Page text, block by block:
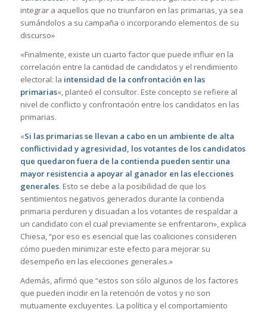
integrar a aquellos que no triunfaron en las primarias, ya sea
sumándolos a su campaña o incorporando elementos de su
discurso»
«Finalmente, existe un cuarto factor que puede influir en la
correlación entre la cantidad de candidatos y el rendimiento
electoral: la intensidad de la confrontación en las
primarias«, planteó el consultor. Este concepto se refiere al
nivel de conflicto y confrontación entre los candidatos en las
primarias.
«Si las primarias se llevan a cabo en un ambiente de alta
conflictividad y agresividad, los votantes de los candidatos
que quedaron fuera de la contienda pueden sentir una
mayor resistencia a apoyar al ganador en las elecciones
generales. Esto se debe a la posibilidad de que los
sentimientos negativos generados durante la contienda
primaria perduren y disuadan a los votantes de respaldar a
un candidato con el cual previamente se enfrentaron», explica
Chiesa, “por eso es esencial que las coaliciones consideren
cómo pueden minimizar este efecto para mejorar su
desempeño en las elecciones generales.»
Además, afirmó que “estos son sólo algunos de los factores
que pueden incidir en la retención de votos y no son
mutuamente excluyentes. La política y el comportamiento